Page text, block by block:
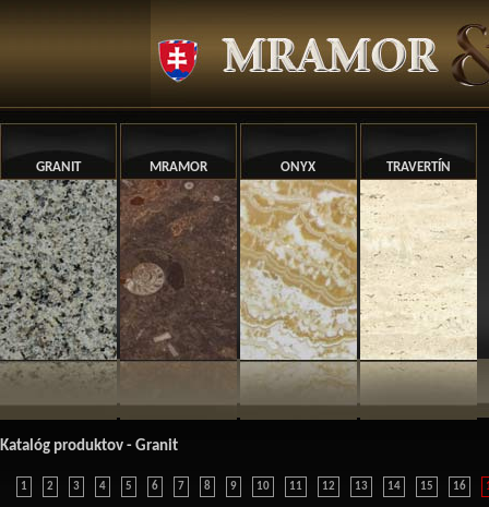
GRANIT MRAMOR ONYX TRAVERTÍN
Katalóg produktov - Granit
1 2 3 4 5 6 7 8 9 10 11 12 13 14 15 16